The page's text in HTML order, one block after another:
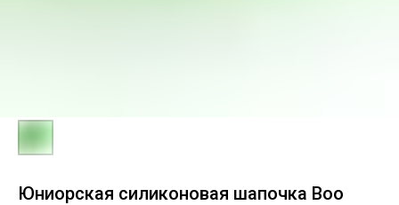
Юниорская силиконовая шапочка Boo